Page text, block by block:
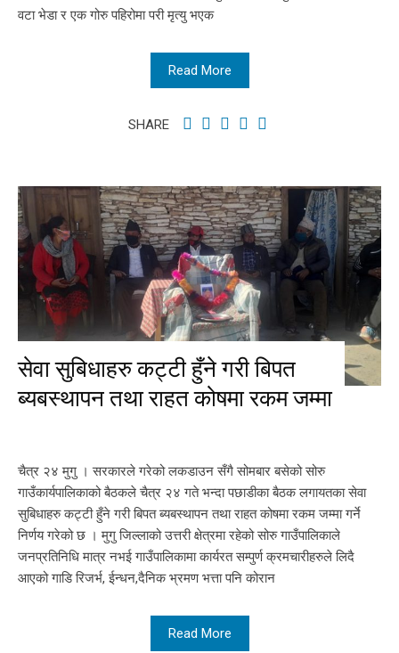
वटा भेडा र एक गोरु पहिरोमा परी मृत्यु भएक
Read More
SHARE
सेवा सुबिधाहरु कट्टी हुँने गरी बिपत
ब्यबस्थापन तथा राहत कोषमा रकम जम्मा
चैत्र २४ मुगु । सरकारले गरेको लकडाउन सँगै सोमबार बसेको सोरु
गाउँकार्यपालिकाको बैठकले चैत्र २४ गते भन्दा पछाडीका बैठक लगायतका सेवा
सुबिधाहरु कट्टी हुँने गरी बिपत ब्यबस्थापन तथा राहत कोषमा रकम जम्मा गर्ने
निर्णय गरेको छ । मुगु जिल्लाको उत्तरी क्षेत्रमा रहेको सोरु गाउँपालिकाले
जनप्रतिनिधि मात्र नभई गाउँपालिकामा कार्यरत सम्पुर्ण क्रमचारीहरुले लिदै
आएको गाडि रिजर्भ, ईन्धन,दैनिक भ्रमण भत्ता पनि कोरान
Read More